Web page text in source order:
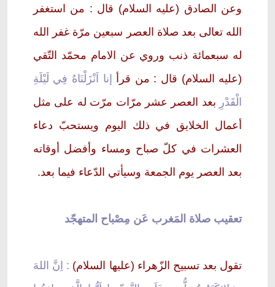
وعن الصادق (عليه السلام) قال : من استغفر
الله تعالى بعد صلاة العصر سبعين مرّة غفر الله
له سبعمائة ذنب وروي عن الامام محمّد التّقي
(عليه السلام) قال : من قرأ إنا اَنْزَلْنَاهُ فِي لَيْلَةِ
الْقَدْرِ بعد العصر عشر مرّات مرّت له على مثل
أعمال الخلايق في ذلك اليوم ويستحبّ دعاء
العشرات في كلّ صباح ومساء وأفضل أوقاته
بعد العصر يوم الجمعة وسيأتي الدّعاء فيما بعد.
تعقيب صلاة المَغرب عَن مِصْباح المتهجّد
تقول بعد تسبيح الزّهراء (عليها السلام) : اِنَّ اللهَ